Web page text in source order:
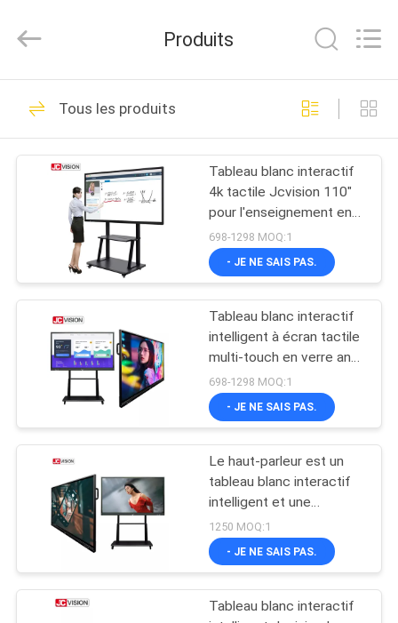
MAISON
PRODUITS
PROPOS
NOUS
DE
L'USINE
CONTRÔLE
LA
Interactive
Technology
All
Reserved.
Affichage extérieur
de Signage de
Digital
40
Affichage numérique
d'affichage intérieur
105
Affichage de mur
visuel d'affichage à
cristaux liquides
32
Produits
Tous les produits
Tableau blanc interactif
4k tactile Jcvision 110"
pour l'enseignement en
classe
698-1298 MOQ:1
- JE NE SAIS PAS.
Tableau blanc interactif
intelligent à écran tactile
multi-touch en verre anti-
reflet Android PC
698-1298 MOQ:1
- JE NE SAIS PAS.
Le haut-parleur est un
tableau blanc interactif
intelligent et une
technologie tactile pour
l'enseignement.
1250 MOQ:1
- JE NE SAIS PAS.
Tableau blanc interactif